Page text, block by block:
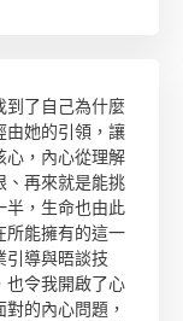
到了自己為什麼
由她的引領，讓
心，內心從理解
、再來就是能挑
半，生命也由此
所能擁有的這一
引導與晤談技
也令我開啟了心
的內心問題，